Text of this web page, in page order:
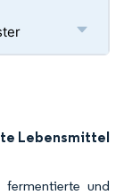
Lebensmittel
fermentierte und